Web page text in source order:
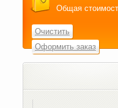
Общая
Очистить
Оформить заказ